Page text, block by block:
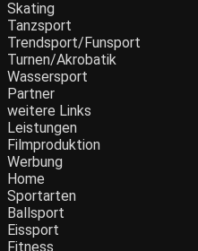
Skating
Tanzsport
Trendsport/Funsport
Turnen/Akrobatik
Wassersport
Partner
weitere Links
Leistungen
Filmproduktion
Werbung
Home
Sportarten
Ballsport
Eissport
Fitness